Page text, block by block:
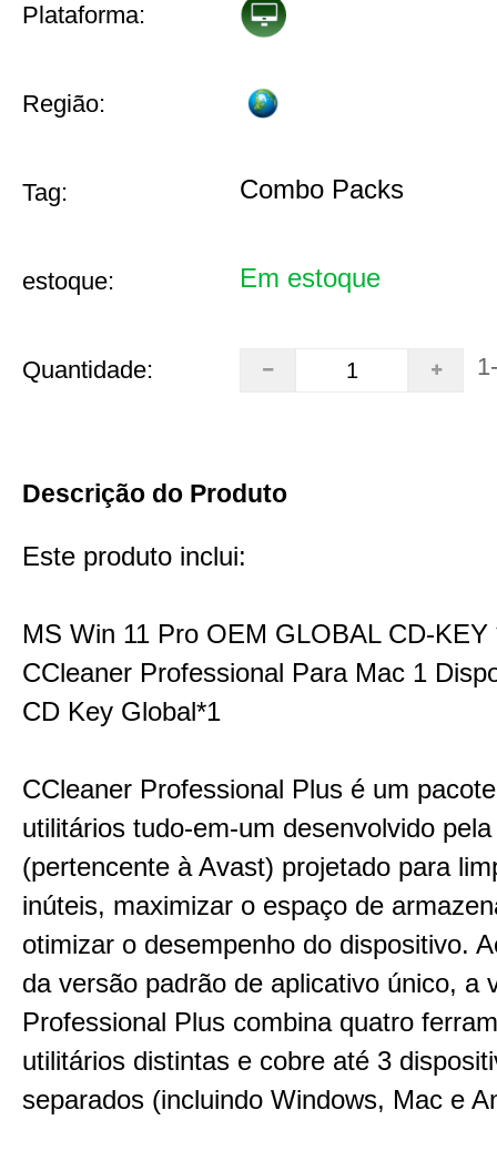
Plataforma:
Região:
Tag: Combo Packs
estoque: Em estoque
Quantidade:
Descrição do Produto
Este produto inclui:
MS Win 11 Pro OEM GLOBAL CD-KEY
CCleaner Professional Para Mac 1
CD Key Global*1
CCleaner Professional Plus é um
utilitários tudo-em-um desenvolvido
(pertencente à Avast) projetado para
inúteis, maximizar o espaço de
otimizar o desempenho do dispositivo.
da versão padrão de aplicativo único, a
Professional Plus combina quatro
utilitários distintas e cobre até 3
separados (incluindo Windows, Mac e